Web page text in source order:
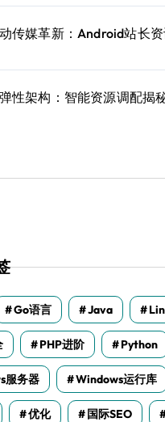
传媒革新：Android站长
性架构：智能资源调配揭
Go语言 Java
PHP进阶 Python
服务器 Windows运行库
优化 国际SEO